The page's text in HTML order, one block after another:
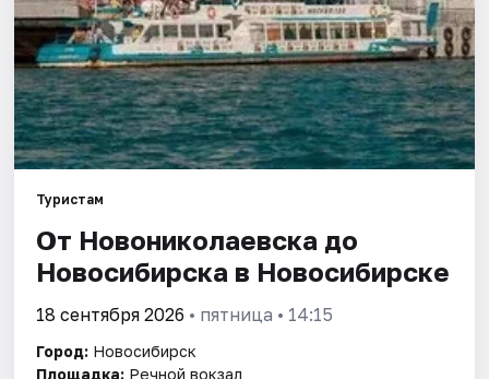
Туристам
От Новониколаевска до
Новосибирска в Новосибирске
18 сентября 2026 • пятница • 14:15
Город: Новосибирск
Площадка: Речной вокзал